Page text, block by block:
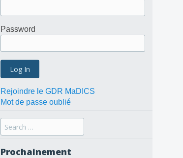
Password
Rejoindre le GDR MaDICS
Mot de passe oublié
Search
for:
Prochainement